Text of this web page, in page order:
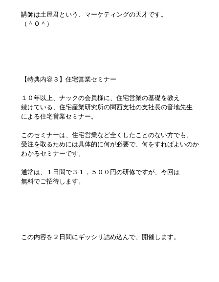
講師は土屋君という、マーケティングの天才です。
（＾Ｏ＾）
【特典内容３】住宅営業セミナー
１０年以上、ナックの会員様に、住宅営業の基礎を教え
続けている、住宅産業研究所の関西支社の支社長の音地先生
による住宅営業セミナー。
このセミナーは、住宅営業など全くしたことのない方でも、
受注を取るためには具体的に何が必要で、何をすればよいのか
わかるセミナーです。
通常は、１日間で３１，５００円の研修ですが、今回は
無料でご招待します。
この内容を２日間にギッシリ詰め込んで、開催します。